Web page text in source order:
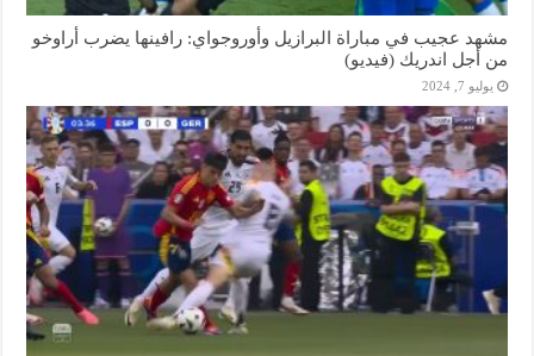
مشهد عجيب في مباراة البرازيل وأوروجواي: رافينها يضرب أراوخو
من أجل اندريك (فيديو)
يوليو 7, 2024